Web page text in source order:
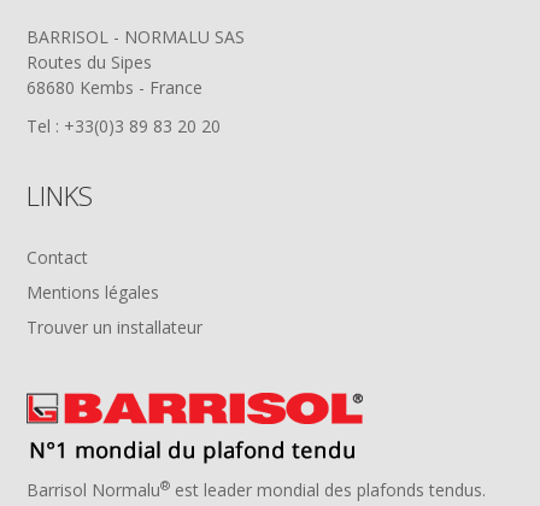
BARRISOL - NORMALU SAS
Routes du Sipes
68680 Kembs - France
Tel : +33(0)3 89 83 20 20
LINKS
Contact
Mentions légales
Trouver un installateur
Barrisol Normalu® est leader mondial des plafonds tendus.